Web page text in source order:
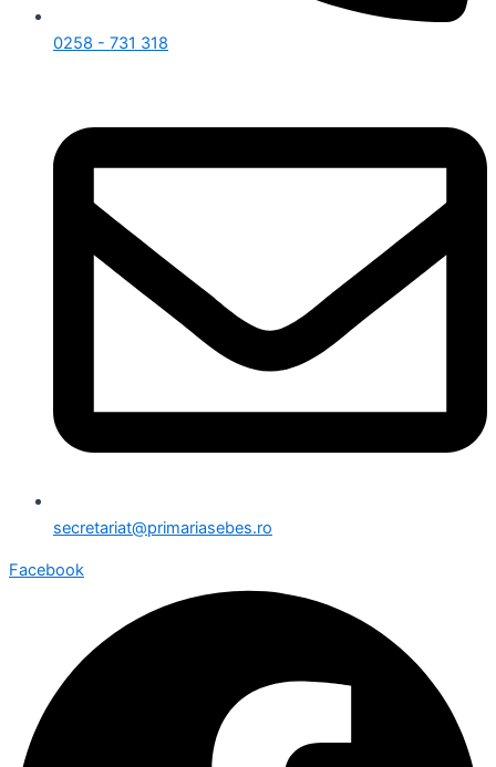
0258 - 731 318
secretariat@primariasebes.ro
Facebook